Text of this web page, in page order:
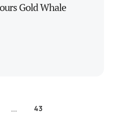
Gold Whale
... 43